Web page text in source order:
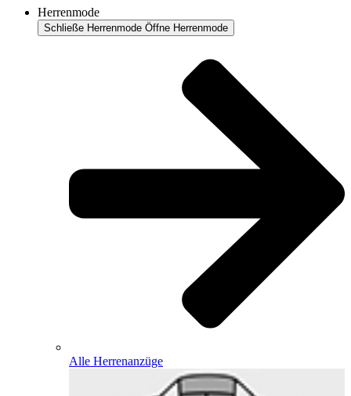
Herrenmode
Schließe Herrenmode Öffne Herrenmode
Alle Herrenanzüge